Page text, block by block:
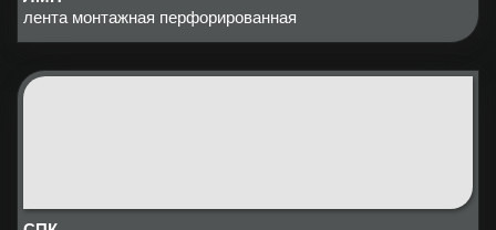
лента монтажная перфорированная